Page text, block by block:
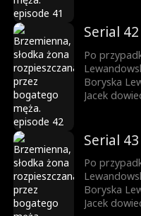
się do
uczucie.
ojca, a Ewa
i
Serial 42
Po
Boryska
Jacek
się do
uczucie.
ojca, a Ewa
i
Serial 43
Po
Boryska
Jacek